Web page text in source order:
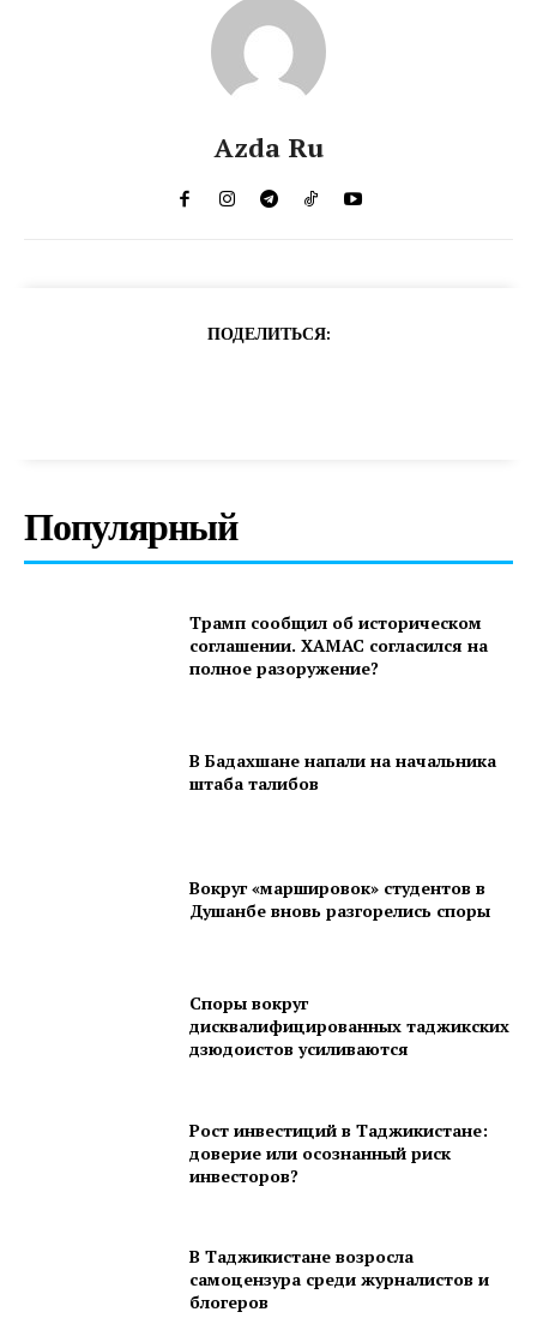
Azda Ru
ПОДЕЛИТЬСЯ:
Популярный
Трамп сообщил об историческом
соглашении. ХАМАС согласился на
полное разоружение?
В Бадахшане напали на начальника
штаба талибов
Вокруг «маршировок» студентов в
Душанбе вновь разгорелись споры
Споры вокруг
дисквалифицированных таджикских
дзюдоистов усиливаются
Рост инвестиций в Таджикистане:
доверие или осознанный риск
инвесторов?
В Таджикистане возросла
самоцензура среди журналистов и
блогеров